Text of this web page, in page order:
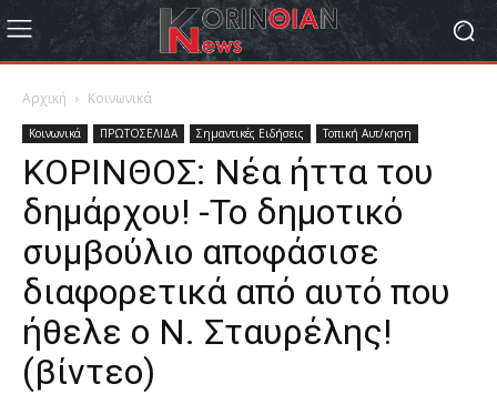
Αρχική Κοινωνικά
Κοινωνικά ΠΡΩΤΟΣΕΛΙΔΑ Σημαντικές Ειδήσεις Τοπική Αυτ/κηση
ΚΟΡΙΝΘΟΣ: Νέα ήττα του
δημάρχου! -Το δημοτικό
συμβούλιο αποφάσισε
διαφορετικά από αυτό που
ήθελε ο Ν. Σταυρέλης!
(βίντεο)